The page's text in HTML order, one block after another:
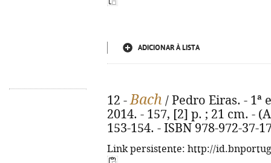
ADICIONAR À LISTA
12 -Bach / Pedro Eiras. - 1ª
2014. - 157, [2] p. ; 21 cm. -
153-154. - ISBN 978-972-37-
Link persistente: http://